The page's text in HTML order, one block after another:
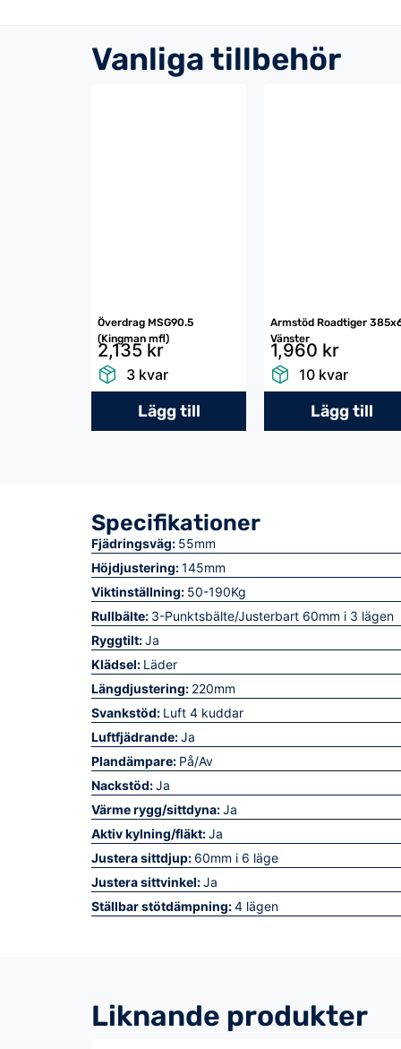
Vanliga tillbehör
Överdrag MSG90.5
(Kingman mfl)
2,135 kr
3 kvar
Lägg till
Armstöd Roadtiger
Vänster
1,960 kr
10 kvar
Lägg till
Specifikationer
Fjädringsväg: 55mm
Höjdjustering:145mm
Viktinställning: 50-190Kg
Rullbälte: 3-Punktsbälte/Justerbart 60mm i 3 lägen
Ryggtilt:Ja
Klädsel: Läder
Längdjustering: 220mm
Svankstöd: Luft 4 kuddar
Luftfjädrande:Ja
Plandämpare: På/Av
Nackstöd:Ja
Värme rygg/sittdyna:Ja
Aktiv kylning/fläkt:Ja
Justera sittdjup: 60mm i 6 läge
Justera sittvinkel:Ja
Ställbar stötdämpning:4 lägen
Liknande produkter